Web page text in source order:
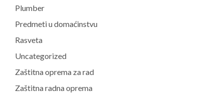
Plumber
Predmeti u domaćinstvu
Rasveta
Uncategorized
Zaštitna oprema za rad
Zaštitna radna oprema